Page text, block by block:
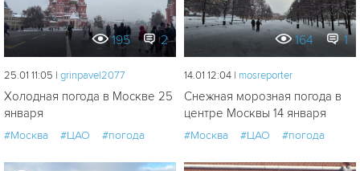
195 2
25.01 11:05 | grinpavel2077
Холодная погода в Москве 25
января
#Москва #ЦАО #погода
164 1
14.01 12:04 | mosreporter
Снежная морозная погода в
центре Москвы 14 января
#Москва #ЦАО #погода